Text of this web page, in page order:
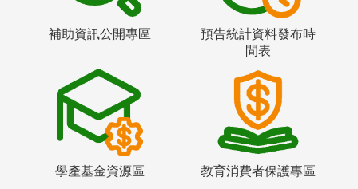
補助資訊公開專區
預告統計資料發布時
間表
學產基金資源區 教育消費者保護專區